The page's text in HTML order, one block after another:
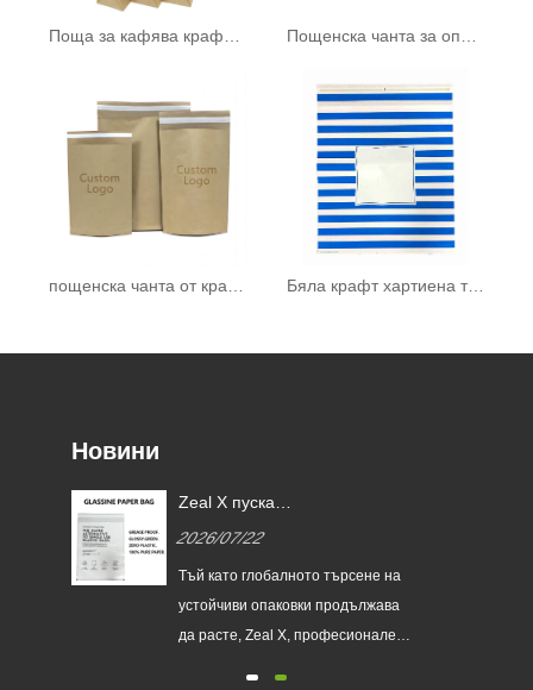
Бяла крафт хартиена торба
Новини
Zeal X пуска
торби от Glassine, за да
помогне на световните марки
да заменят пластмасовите
употреба
2026/07/22
Тъй като глобалното търсене на
устойчиви опаковки продължава
да расте, Zeal X, професионален